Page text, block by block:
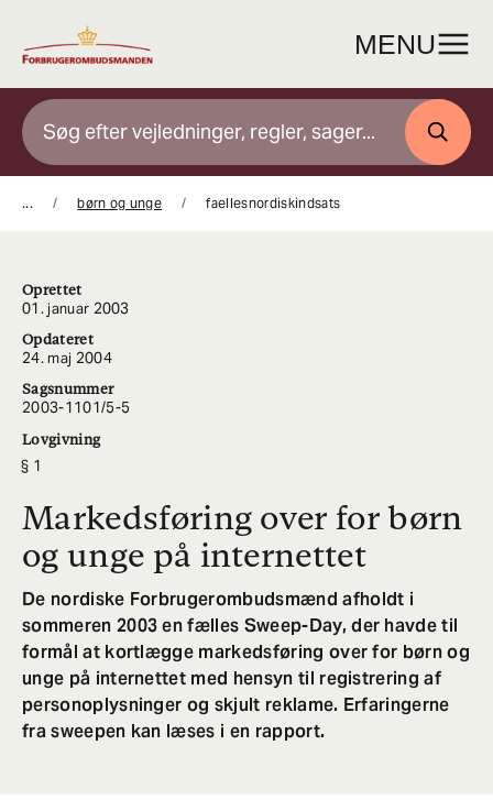
indhold
MENU
SØG
... børn og unge faellesnordiskindsats
Oprettet
01. januar 2003
Opdateret
24. maj 2004
Sagsnummer
2003-1101/5-5
Lovgivning
1
Markedsføring over for børn
og unge på internettet
De nordiske Forbrugerombudsmænd afholdt i
sommeren 2003 en fælles Sweep-Day, der havde til
formål at kortlægge markedsføring over for børn og
unge på internettet med hensyn til registrering af
personoplysninger og skjult reklame. Erfaringerne
fra sweepen kan læses i en rapport.